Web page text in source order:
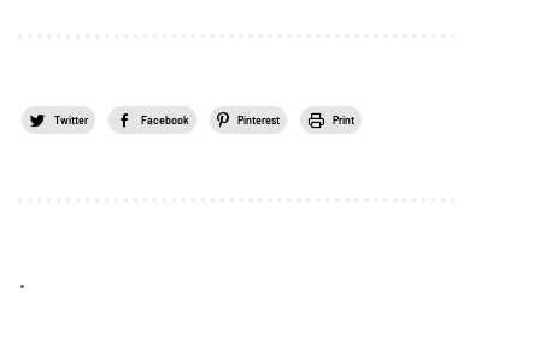
Twitter Facebook Pinterest Print
.